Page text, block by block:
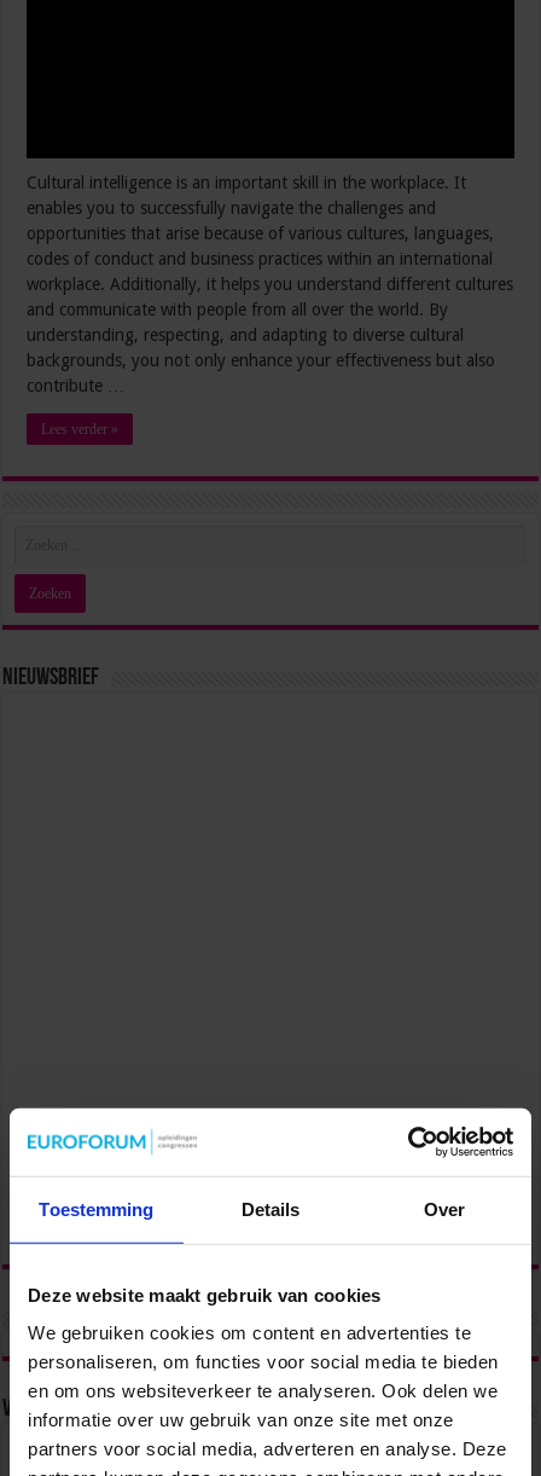
Toestemming Details Over
Deze website maakt gebruik van cookies
We gebruiken cookies om content en advertenties te
personaliseren, om functies voor social media te bieden
en om ons websiteverkeer te analyseren. Ook delen we
informatie over uw gebruik van onze site met onze
partners voor social media, adverteren en analyse. Deze
Cultural intelligence is an important skill in the workplace. It
enables you to successfully navigate the challenges and
opportunities that arise because of various cultures, languages,
codes of conduct and business practices within an international
workplace. Additionally, it helps you understand different cultures
and communicate with people from all over the world. By
understanding, respecting, and adapting to diverse cultural
backgrounds, you not only enhance your effectiveness but also
contribute …
Lees verder »
Nieuwsbrief
Volg ons via